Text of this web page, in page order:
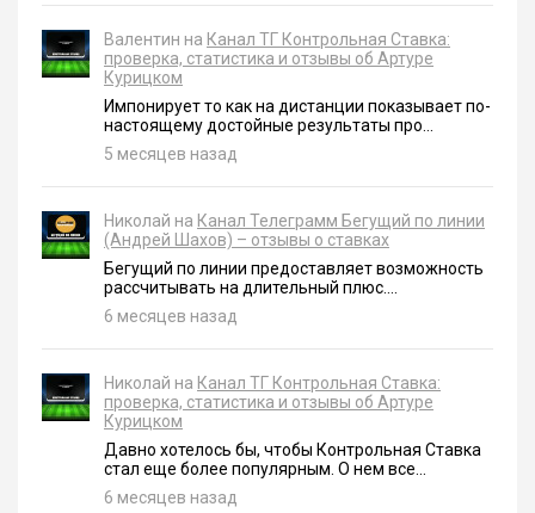
Валентин на Канал ТГ Контрольная Ставка:
проверка, статистика и отзывы об Артуре
Курицком
Импонирует то как на дистанции показывает по-
настоящему достойные результаты про...
5 месяцев назад
Николай на Канал Телеграмм Бегущий по линии
(Андрей Шахов) – отзывы о ставках
Бегущий по линии предоставляет возможность
рассчитывать на длительный плюс....
6 месяцев назад
Николай на Канал ТГ Контрольная Ставка:
проверка, статистика и отзывы об Артуре
Курицком
Давно хотелось бы, чтобы Контрольная Ставка
стал еще более популярным. О нем все...
6 месяцев назад